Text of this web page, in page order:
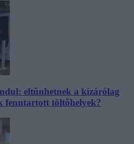
eltűnhetnek a kizárólag
fenntartott töltőhelyek?